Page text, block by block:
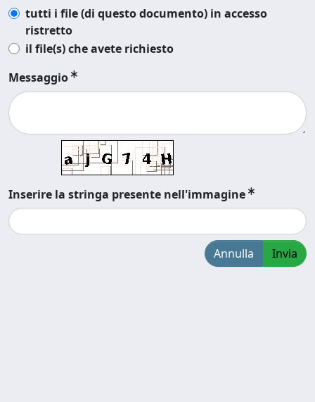
tutti i file (di questo documento) in accesso
ristretto
il file(s) che avete richiesto
Messaggio
Inserire la stringa presente nell'immagine
Annulla Invia